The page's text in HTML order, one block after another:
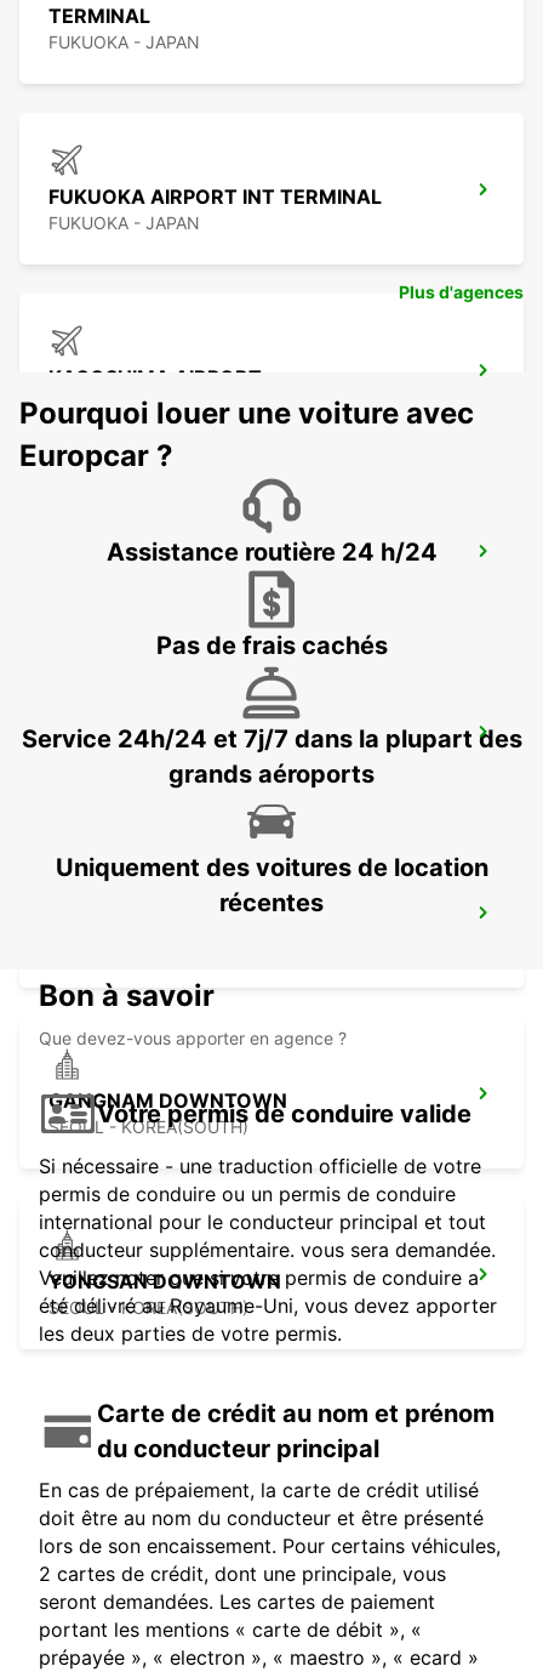
TERMINAL
FUKUOKA - JAPAN
FUKUOKA AIRPORT INT TERMINAL
FUKUOKA - JAPAN
KAGOSHIMA AIRPORT
KIRISHIMA - JAPAN
YEOSU EXPO STATION
KANSAI INTERNATIONAL AIRPORT
IZUMISANO - JAPAN
GANGNAM DOWNTOWN
SEOUL - KOREA(SOUTH)
YONGSAN DOWNTOWN
SEOUL - KOREA(SOUTH)
Plus d'agences
Pourquoi louer une voiture avec
Europcar ?
Assistance routière 24 h/24
Pas de frais cachés
Service 24h/24 et 7j/7 dans la plupart des
grands aéroports
Uniquement des voitures de location
récentes
Bon à savoir
Que devez-vous apporter en agence ?
Votre permis de conduire valide
Si nécessaire - une traduction officielle de votre
permis de conduire ou un permis de conduire
international pour le conducteur principal et tout
conducteur supplémentaire. vous sera demandée.
Veuillez noter que si votre permis de conduire a
été délivré au Royaume-Uni, vous devez apporter
les deux parties de votre permis.
Carte de crédit au nom et prénom
du conducteur principal
En cas de prépaiement, la carte de crédit utilisé
doit être au nom du conducteur et être présenté
lors de son encaissement. Pour certains véhicules,
2 cartes de crédit, dont une principale, vous
seront demandées. Les cartes de paiement
portant les mentions « carte de débit », «
prépayée », « electron », « maestro », « ecard »